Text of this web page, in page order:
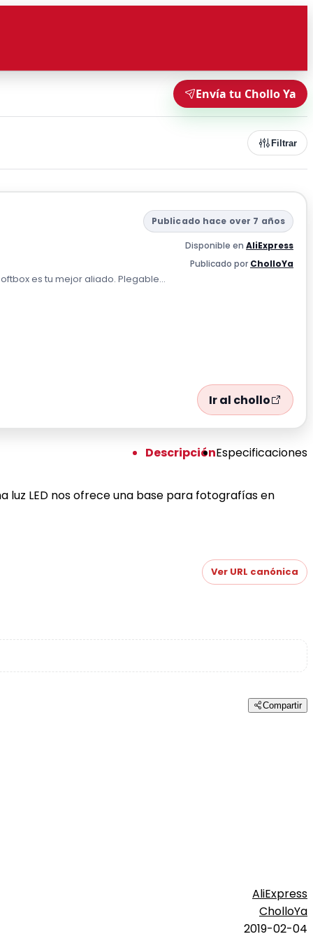
Envía tu Chollo Ya
Filtrar
Publicado hace over 7 años
Disponible en AliExpress
Publicado por CholloYa
es tu mejor aliado. Plegable...
Ir al chollo
DescripciónEspecificaciones
luz LED nos ofrece una base para fotografías en
Ver URL canónica
Compartir
AliExpress
CholloYa
2019-02-04